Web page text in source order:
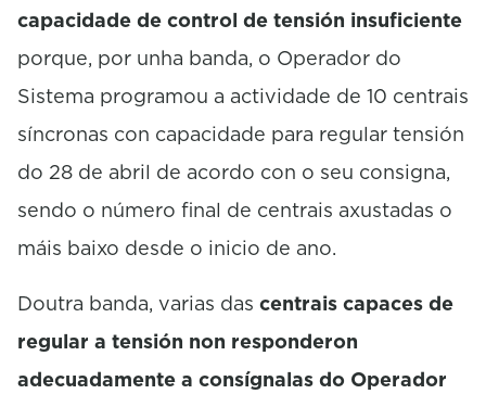
capacidade de control de tensión insuficiente
porque, por unha banda, o Operador do
Sistema programou a actividade de 10 centrais
síncronas con capacidade para regular tensión
do 28 de abril de acordo con o seu consigna,
sendo o número final de centrais axustadas o
máis baixo desde o inicio de ano.
Doutra banda, varias das centrais capaces de
regular a tensión non responderon
adecuadamente a consígnalas do Operador